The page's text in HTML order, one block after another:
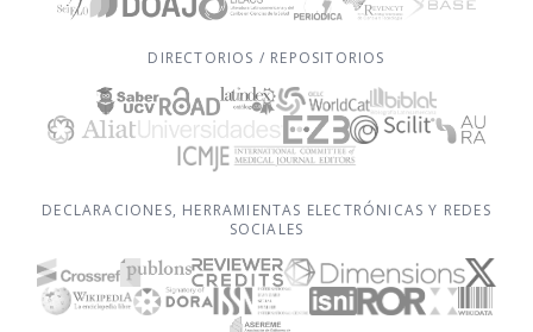
DIRECTORIOS / REPOSITORIOS
DECLARACIONES, HERRAMIENTAS ELECTRÓNICAS Y REDES
SOCIALES